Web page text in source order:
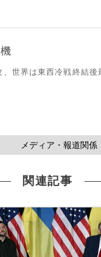
世界は東西冷戦終結後
メディア・報道関
関連記事